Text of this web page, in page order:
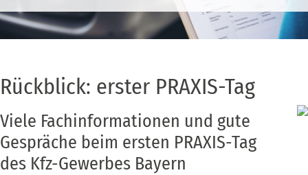
Rückblick: erster PRAXIS-Tag
Viele Fachinformationen und gute
Gespräche beim ersten PRAXIS-Tag
des Kfz-Gewerbes Bayern